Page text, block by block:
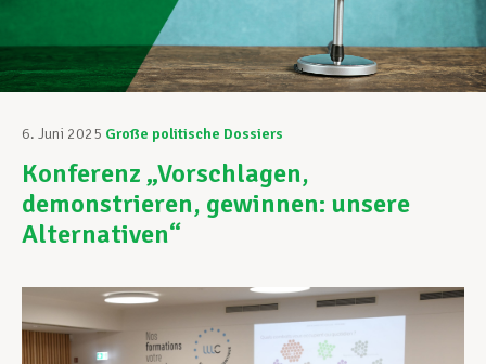
Gewerkschaftsstrukturen
Unterstützung im Arbeitsalltag
Ihre Rechte
Berufliche Weiterentwicklung
6. Juni 2025 Große politische Dossiers
Konferenz „Vorschlagen,
demonstrieren, gewinnen: unsere
Alternativen“